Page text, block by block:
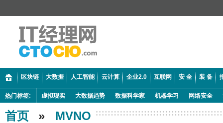
区块链 大数据 人工智能 云计算 企业2.0 互联网 安 全 装 备
热门标签: 虚拟现实 大数据趋势 数据科学家 机器学习 网络安全
首页 » MVNO